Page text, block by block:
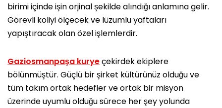
birimi içinde işin orjinal şekilde alındığı anlamına gelir.
Görevli koliyi ölçecek ve lüzumlu yaftaları
yapıştıracak olan özel işlemlerdir.
Gaziosmanpaşa kuryeçekirdek ekiplere
bölünmüştür. Güçlü bir şirket kültürünüz olduğu ve
tüm takım ortak hedefler ve ortak bir misyon
üzerinde uyumlu olduğu sürece her şey yolunda